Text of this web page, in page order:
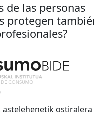
de las personas
protegen
astelehenetik ostiralera